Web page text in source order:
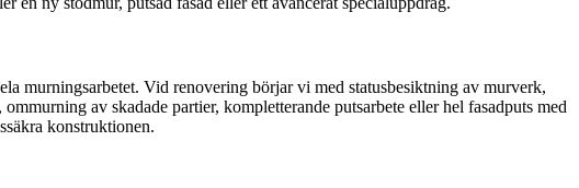
murningsarbetet. Vid renovering börjar vi med statusbesiktning av murverk,
av skadade partier, kompletterande putsarbete eller hel fasadputs med
konstruktionen.